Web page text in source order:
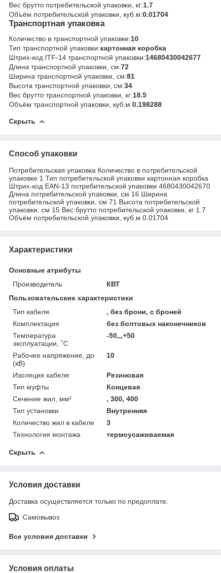
Вес брутто потребительской упаковки, кг:1.7
Объём потребительской упаковки, куб.м:0.01704
Транспортная упаковка
Количество в транспортной упаковке:10
Тип транспортной упаковки:картонная коробка
Штрих-код ITF-14 транспортной упаковки:14680430042677
Длина транспортной упаковки, см:72
Ширина транспортной упаковки, см:81
Высота транспортной упаковки, см:34
Вес брутто транспортной упаковки, кг:18.5
Объём транспортной упаковки, куб.м:0.198288
Скрыть
Способ упаковки
Потребительская упаковка Количество в потребительской
упаковке 1 Тип потребительской упаковки картонная коробка
Штрих-код EAN-13 потребительской упаковки 4680430042670
Длина потребительской упаковки, см 16 Ширина
потребительской упаковки, см 71 Высота потребительской
упаковки, см 15 Вес брутто потребительской упаковки, кг 1.7
Объём потребительской упаковки, куб.м 0.01704
Характеристики
Основные атрибуты
Производитель
КВТ
Пользовательские характеристики
Тип кабеля
, без брони, с броней
Комплектация
без болтовых наконечников
Температура
эксплуатации, ˚С
-50,,,+50
Рабочее напряжение, до
(кВ)
10
Изоляция кабеля
Резиновая
Тип муфты
Концевая
Сечение жил, мм²
, 300, 400
Тип установки
Внутренняя
Количество жил в кабеле
3
Технология монтажа
термоусаживаемая
Скрыть
Условия доставки
Доставка осуществляется только по предоплате.
Самовывоз
Все условия доставки
Условия оплаты